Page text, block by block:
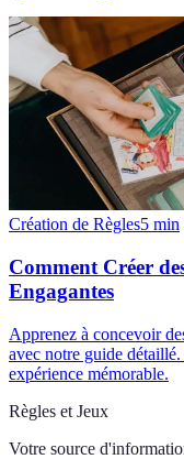
Création de Règles5 min
Comment Créer
Engagantes
Apprenez à concevoir
avec notre guide
expérience mémorable.
Règles et Jeux
Votre source